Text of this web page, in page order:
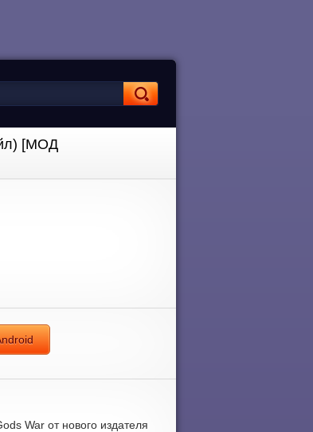
[МОД
War от нового издателя